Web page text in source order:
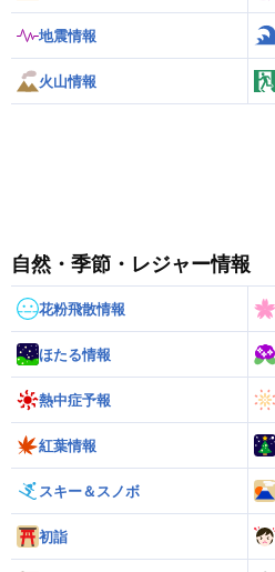
地震情報
火山情報
自然・季節・レジャー情報
花粉飛散情報
ほたる情報
熱中症予報
紅葉情報
スキー＆スノボ
初詣